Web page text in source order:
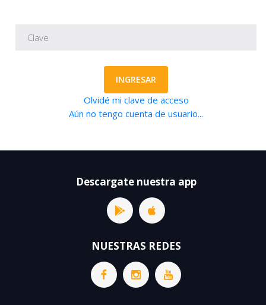
INGRESAR
Olvidé mi clave de acceso
Aún no tengo cuenta de usuario...
Descargate nuestra app
NUESTRAS REDES